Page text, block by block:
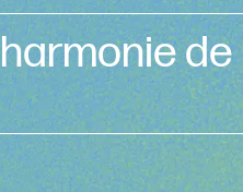
de